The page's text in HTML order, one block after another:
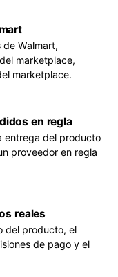
de Walmart,
marketplace,
marketplace.
en regla
entrega del producto
proveedor en regla
reales
del producto, el
de pago y el